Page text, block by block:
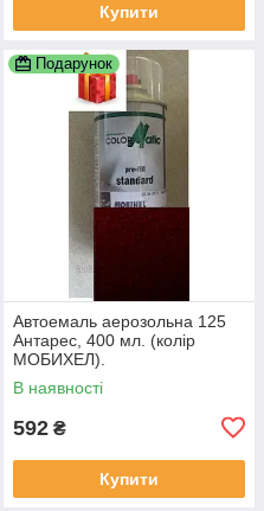
Купити
Подарунок
Автоемаль аерозольна 125
Антарес, 400 мл. (колір
МОБИХЕЛ).
В наявності
592 ₴
Купити